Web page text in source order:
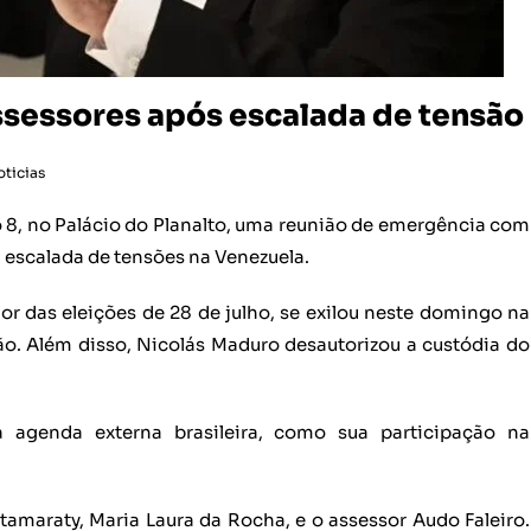
após escalada de tensão
no Palácio do Planalto, uma reunião de emergência com
de tensões na Venezuela.
das eleições de 28 de julho, se exilou neste domingo na
Além disso, Nicolás Maduro desautorizou a custódia do
externa brasileira, como sua participação na
Maria Laura da Rocha, e o assessor Audo Faleiro.